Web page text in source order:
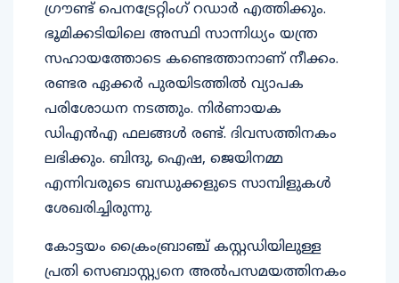
ഗ്രൗണ്ട് പെനട്രേറ്റിംഗ് റഡാര്‍ എത്തിക്കും.
ഭൂമിക്കടിയിലെ അസ്ഥി സാന്നിധ്യം യന്ത്ര
സഹായത്തോടെ കണ്ടെത്താനാണ് നീക്കം.
രണ്ടര ഏക്കര്‍ പുരയിടത്തില്‍ വ്യാപക
പരിശോധന നടത്തും. നിര്‍ണായക
ഡിഎന്‍എ ഫലങ്ങള്‍ രണ്ട്. ദിവസത്തിനകം
ലഭിക്കും. ബിന്ദു, ഐഷ, ജെയിനമ്മ
എന്നിവരുടെ ബന്ധുക്കളുടെ സാമ്പിളുകള്‍
ശേഖരിച്ചിരുന്നു.
കോട്ടയം ക്രൈംബ്രാഞ്ച് കസ്റ്റഡിയിലുള്ള
പ്രതി സെബാസ്റ്റ്യനെ അല്‍പസമയത്തിനകം